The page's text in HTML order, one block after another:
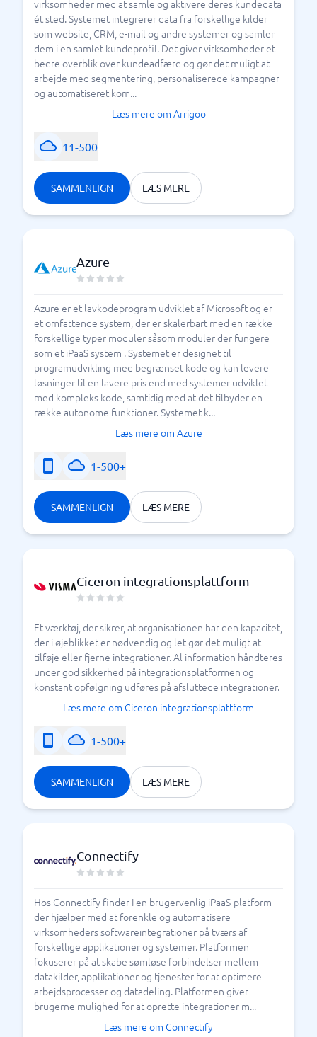
virksomheder med at samle og aktivere deres kundedata
ét sted. Systemet integrerer data fra forskellige kilder
som website, CRM, e-mail og andre systemer og samler
dem i en samlet kundeprofil. Det giver virksomheder et
bedre overblik over kundeadfærd og gør det muligt at
arbejde med segmentering, personaliserede kampagner
og automatiseret kom...
Læs mere om Arrigoo
11-500
SAMMENLIGN LÆS MERE
Azure
Azure er et lavkodeprogram udviklet af Microsoft og er
et omfattende system, der er skalerbart med en række
forskellige typer moduler såsom moduler der fungere
som et iPaaS system . Systemet er designet til
programudvikling med begrænset kode og kan levere
løsninger til en lavere pris end med systemer udviklet
med kompleks kode, samtidig med at det tilbyder en
række autonome funktioner. Systemet k...
Læs mere om Azure
1-500+
SAMMENLIGN LÆS MERE
Ciceron integrationsplattform
Et værktøj, der sikrer, at organisationen har den kapacitet,
der i øjeblikket er nødvendig og let gør det muligt at
tilføje eller fjerne integrationer. Al information håndteres
under god sikkerhed på integrationsplatformen og
konstant opfølgning udføres på afsluttede integrationer.
Læs mere om Ciceron integrationsplattform
1-500+
SAMMENLIGN LÆS MERE
Connectify
Hos Connectify finder I en brugervenlig iPaaS-platform
der hjælper med at forenkle og automatisere
virksomheders softwareintegrationer på tværs af
forskellige applikationer og systemer. Platformen
fokuserer på at skabe sømløse forbindelser mellem
datakilder, applikationer og tjenester for at optimere
arbejdsprocesser og datadeling. Platformen giver
brugerne mulighed for at oprette integrationer m...
Læs mere om Connectify